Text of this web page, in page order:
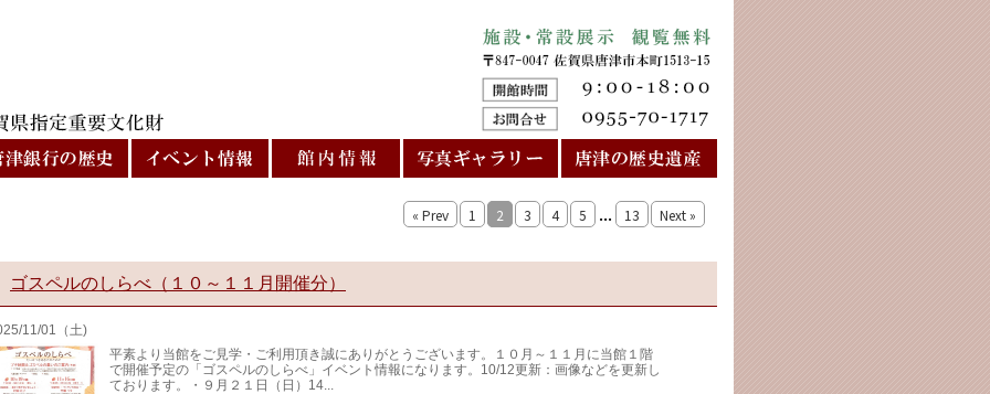
« Prev 1 2 3 4 5 ... 13 Next »
ゴスペルのしらべ（１０～１１月開催分）
11/01（土)
平素より当館をご見学・ご利用頂き誠にありがとうございます。１０月～１１月に当館１階
で開催予定の「ゴスペルのしらべ」イベント情報になります。10/12更新：画像などを更新し
ております。・９月２１日（日）14...